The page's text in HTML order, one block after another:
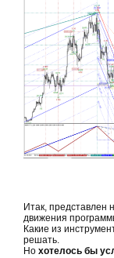
Итак, представлен
движения
Какие из
решать.
Но хотелось бы